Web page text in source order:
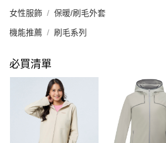
女性服飾 保暖/刷毛外套
機能推薦 刷毛系列
必買清單